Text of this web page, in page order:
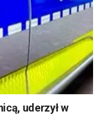
uderzył w